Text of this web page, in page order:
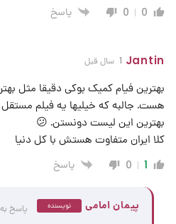
0
0 پاسخ
Jantin 1 سال قبل
بهترین فیام کمیک بوکی دقیقا مثل
هست. جالبه که خیلیها یه فیلم
بهترین این لیست دونستن. 😕
کلا ایران متفاوت هستش با کل دنیا
1
0 پاسخ
پیمان امامی نویسنده پاسخ به